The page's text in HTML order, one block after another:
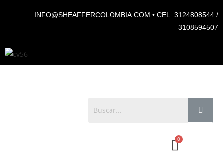
INFO@SHEAFFERCOLOMBIA.COM • CEL. 3124808544 /
3108594507